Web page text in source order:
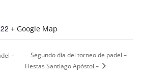
+ Google Map
–
Segundo día del torneo de padel –
Fiestas Santiago Apóstol –